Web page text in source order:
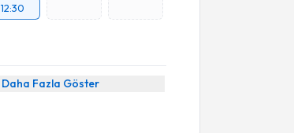
12:30
Daha Fazla Göster